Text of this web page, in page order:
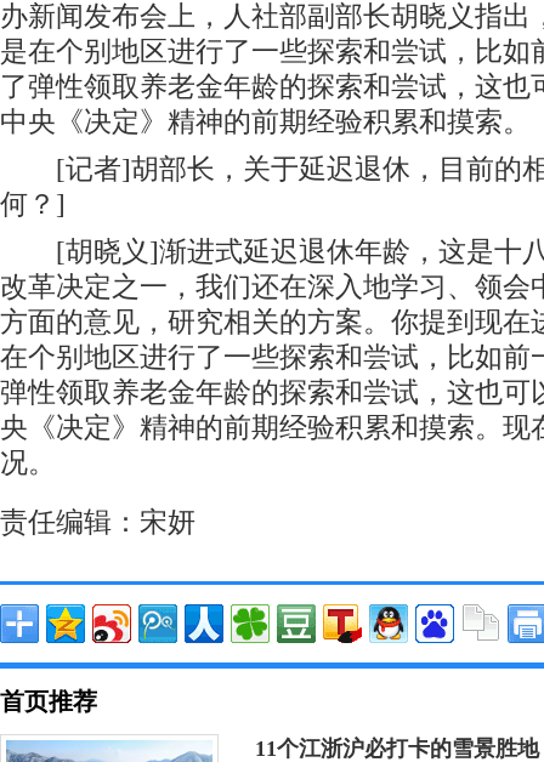
办新闻发布会上，人社部副部长胡晓义指出
是在个别地区进行了一些探索和尝试，比如
了弹性领取养老金年龄的探索和尝试，这也
中央《决定》精神的前期经验积累和摸索。
[记者]胡部长，关于延迟退休，目前的
何？]
[胡晓义]渐进式延迟退休年龄，这是十
改革决定之一，我们还在深入地学习、领会
方面的意见，研究相关的方案。你提到现在
在个别地区进行了一些探索和尝试，比如前
弹性领取养老金年龄的探索和尝试，这也可
央《决定》精神的前期经验积累和摸索。现
况。
责任编辑：宋妍
首页推荐
11个江浙沪必打卡的雪景胜